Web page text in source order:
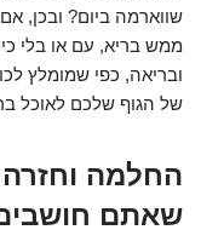
שווארמה ביום? ובכן,
ממש בריא, עם או בלי
ובריאה, כפי שמומלץ
של הגוף שלכם לאוכל
החלמה
שאתם